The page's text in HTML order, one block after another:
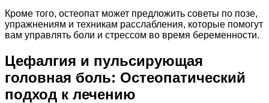
Кроме того, остеопат может предложить советы по позе,
упражнениям и техникам расслабления, которые помогут
вам управлять боли и стрессом во время беременности.
Цефалгия и пульсирующая
головная боль: Остеопатический
подход к лечению